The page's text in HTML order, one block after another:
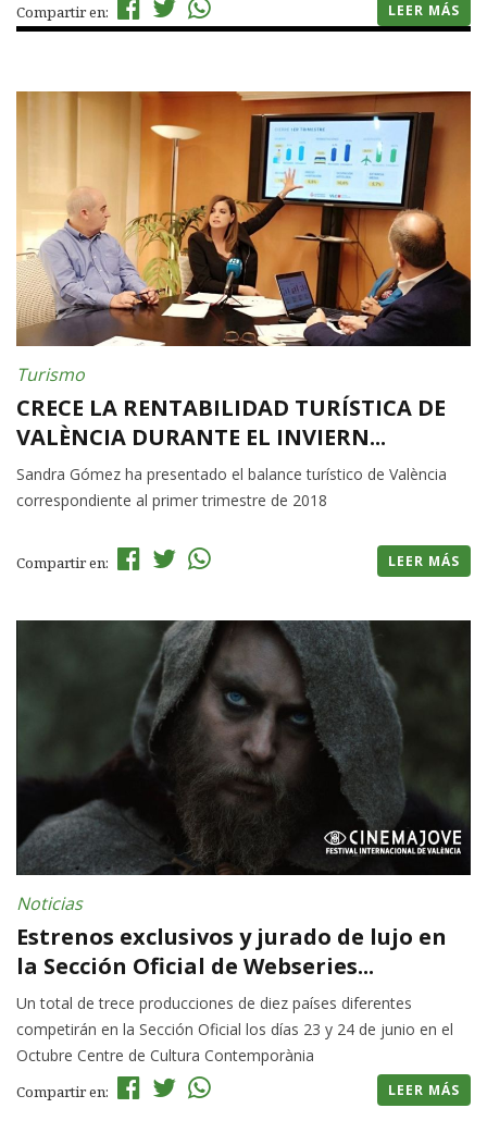
Compartir en: LEER MÁS
Turismo
CRECE LA RENTABILIDAD TURÍSTICA DE
VALÈNCIA DURANTE EL INVIERN...
Sandra Gómez ha presentado el balance turístico de València
correspondiente al primer trimestre de 2018
Compartir en: LEER MÁS
Noticias
Estrenos exclusivos y jurado de lujo en
la Sección Oficial de Webseries...
Un total de trece producciones de diez países diferentes
competirán en la Sección Oficial los días 23 y 24 de junio en el
Octubre Centre de Cultura Contemporània
Compartir en: LEER MÁS